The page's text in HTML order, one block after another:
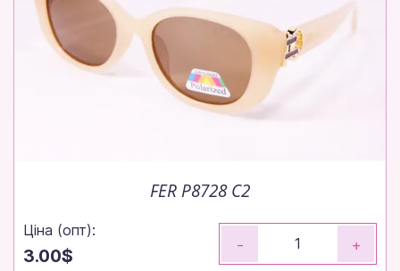
FER P8728 C2
Ціна (опт):
3.00$
- +